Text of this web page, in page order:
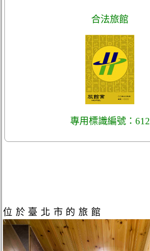
合法旅館
專用標識編號：612
位於臺北市的旅館